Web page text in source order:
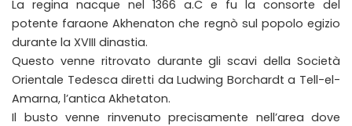
La regina nacque nel 1366 a.C e fu la consorte del
potente faraone Akhenaton che regnò sul popolo egizio
durante la XVIII dinastia.
Questo venne ritrovato durante gli scavi della Società
Orientale Tedesca diretti da Ludwing Borchardt a Tell-el-
Amarna, l’antica Akhetaton.
Il busto venne rinvenuto precisamente nell’area dove